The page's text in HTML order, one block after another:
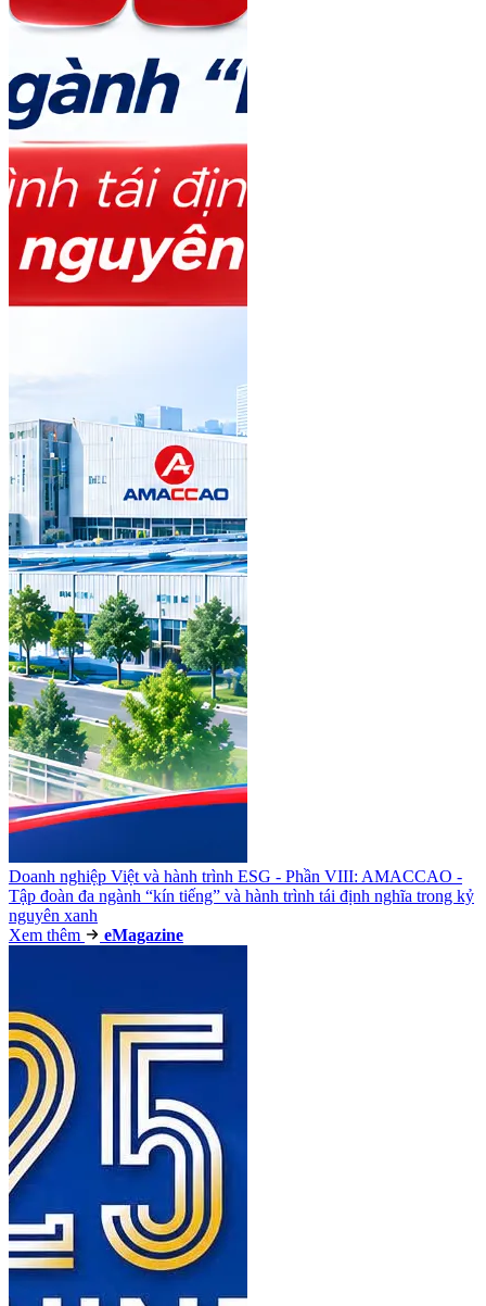
Doanh nghiệp Việt và hành trình ESG - Phần VIII: AMACCAO -
Tập đoàn đa ngành “kín tiếng” và hành trình tái định nghĩa trong kỷ
nguyên xanh
Xem thêm
eMagazine